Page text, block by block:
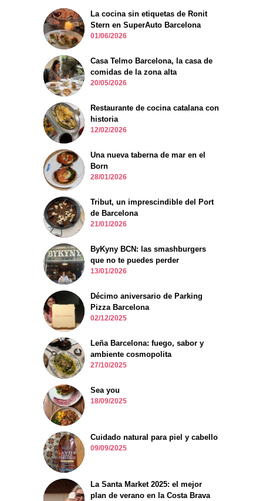
La cocina sin etiquetas de Ronit
Stern en SuperAuto Barcelona
01/06/2026
Casa Telmo Barcelona, la casa de
comidas de la zona alta
20/05/2026
Restaurante de cocina catalana con
historia
12/02/2026
Una nueva taberna de mar en el
Born
28/01/2026
Tribut, un imprescindible del Port
de Barcelona
21/01/2026
ByKyny BCN: las smashburgers
que no te puedes perder
13/01/2026
Décimo aniversario de Parking
Pizza Barcelona
02/12/2025
Leña Barcelona: fuego, sabor y
ambiente cosmopolita
27/10/2025
Sea you
18/09/2025
Cuidado natural para piel y cabello
09/09/2025
La Santa Market 2025: el mejor
plan de verano en la Costa Brava